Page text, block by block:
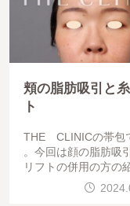
頬の脂肪吸引と
ト
THE CLINICの帯包
。今回は顔の脂肪吸
リフトの併用の方の
す。VASERだけでも
締まりますが糸リフ